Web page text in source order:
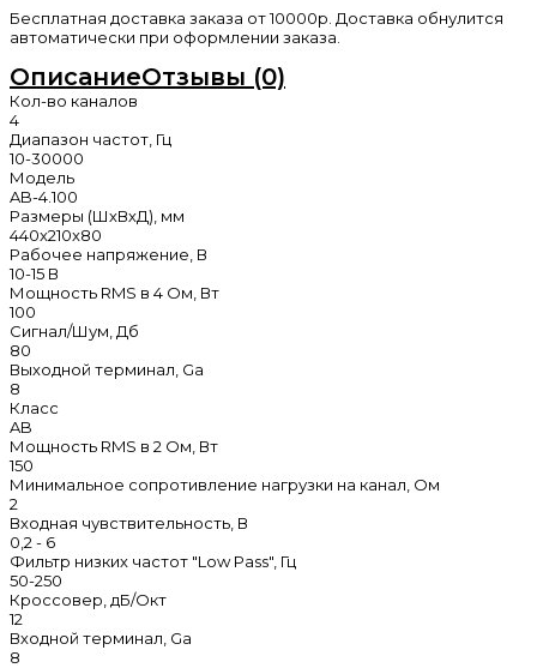
Бесплатная доставка заказа от 10000р. Доставка обнулится
автоматически при оформлении заказа.
ОписаниеОтзывы (0)
Кол-во каналов
4
Диапазон частот, Гц
10-30000
Модель
AB-4.100
Размеры (ШхВхД), мм
440x210x80
Рабочее напряжение, В
10-15 В
Мощность RMS в 4 Ом, Вт
100
Сигнал/Шум, Дб
80
Выходной терминал, Ga
8
Класс
AB
Мощность RMS в 2 Ом, Вт
150
Минимальное сопротивление нагрузки на канал, Ом
2
Входная чувствительность, В
0,2 - 6
Фильтр низких частот "Low Pass", Гц
50-250
Кроссовер, дБ/Окт
12
Входной терминал, Ga
8